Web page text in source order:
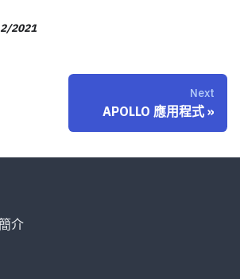
2021
Next
APOLLO 應用程式 »
介